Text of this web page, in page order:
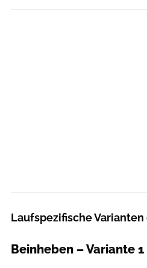
Laufspezifische
Beinheben – Variante